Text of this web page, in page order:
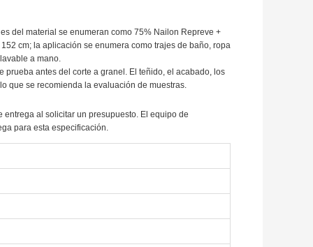
del material se enumeran como 75% Nailon Repreve +
cm; la aplicación se enumera como trajes de baño, ropa
a mano.
antes del corte a granel. El teñido, el acabado, los
que se recomienda la evaluación de muestras.
al solicitar un presupuesto. El equipo de
para esta especificación.